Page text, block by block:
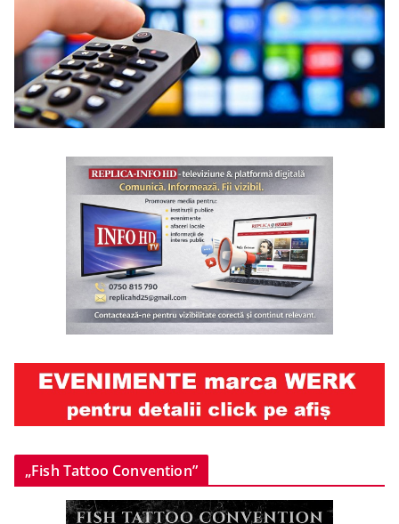
„Fish Tattoo Convention”